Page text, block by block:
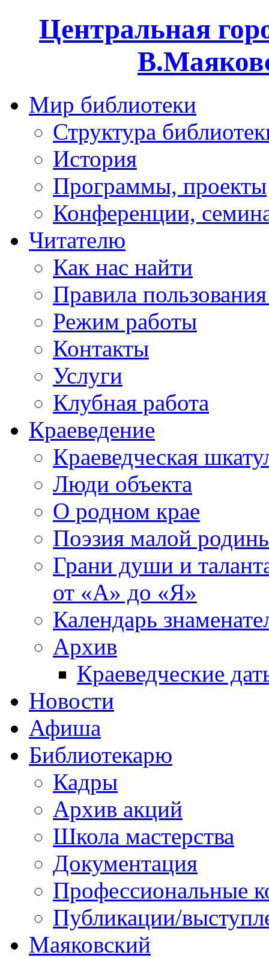
Центральная
Мир библиотеки
Структура
История
Программы, проекты
Конференции,
Читателю
Как нас найти
Правила
Режим работы
Контакты
Услуги
Клубная работа
Краеведение
Краеведческая
Люди объекта
О родном крае
Поэзия малой
Грани души и
от «А» до «Я»
Календарь
Архив
Краеведческие
Новости
Афиша
Библиотекарю
Кадры
Архив акций
Школа мастерства
Документация
Профессиональные
Публикации/
Маяковский